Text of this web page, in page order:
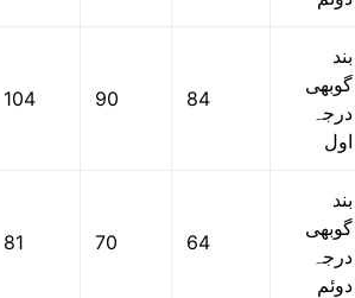
104 90 84
بند
گوبھی
درجہ
اول
81 70 64
بند
گوبھی
درجہ
دوئم